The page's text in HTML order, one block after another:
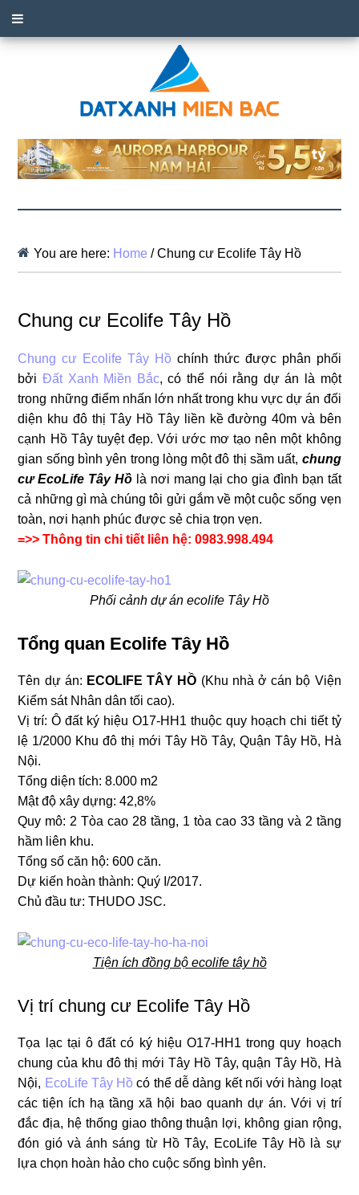
You are here: Home /Chung cư Ecolife Tây Hồ
Chung cư Ecolife Tây Hồ
Chung cư Ecolife Tây Hồ chính thức được phân phối
bởi Đất Xanh Miền Bắc, có thể nói rằng dự án là một
trong những điểm nhấn lớn nhất trong khu vực dự án đối
diện khu đô thị Tây Hồ Tây liền kề đường 40m và bên
cạnh Hồ Tây tuyệt đẹp. Với ước mơ tạo nên một không
gian sống bình yên trong lòng một đô thị sầm uất, chung
cư EcoLife Tây Hồ là nơi mang lại cho gia đình bạn tất
cả những gì mà chúng tôi gửi gắm về một cuộc sống vẹn
toàn, nơi hạnh phúc được sẻ chia trọn vẹn.
=>> Thông tin chi tiết liên hệ: 0983.998.494
Phối cảnh dự án ecolife Tây Hồ
Tổng quan Ecolife Tây Hồ
Tên dự án: ECOLIFE TÂY HỒ (Khu nhà ở cán bộ Viện
Kiểm sát Nhân dân tối cao).
Vị trí: Ô đất ký hiệu O17-HH1 thuộc quy hoạch chi tiết tỷ
lệ 1/2000 Khu đô thị mới Tây Hồ Tây, Quận Tây Hồ, Hà
Nội.
Tổng diện tích: 8.000 m2
Mật độ xây dựng: 42,8%
Quy mô: 2 Tòa cao 28 tầng, 1 tòa cao 33 tầng và 2 tầng
hầm liên khu.
Tổng số căn hộ: 600 căn.
Dự kiến hoàn thành: Quý I/2017.
Chủ đầu tư: THUDO JSC.
Tiện ích đồng bộ ecolife tây hồ
Vị trí chung cư Ecolife Tây Hồ
Tọa lạc tại ô đất có ký hiệu O17-HH1 trong quy hoạch
chung của khu đô thị mới Tây Hồ Tây, quận Tây Hồ, Hà
Nội, EcoLife Tây Hồ có thể dễ dàng kết nối với hàng loạt
các tiện ích hạ tầng xã hội bao quanh dự án. Với vị trí
đắc địa, hệ thống giao thông thuận lợi, không gian rộng,
đón gió và ánh sáng từ Hồ Tây, EcoLife Tây Hồ là sự
lựa chọn hoàn hảo cho cuộc sống bình yên.